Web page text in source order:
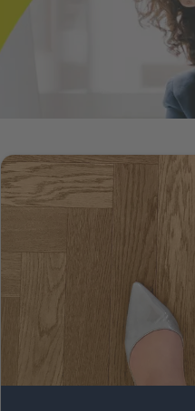
Weiter zu Karriere bei der